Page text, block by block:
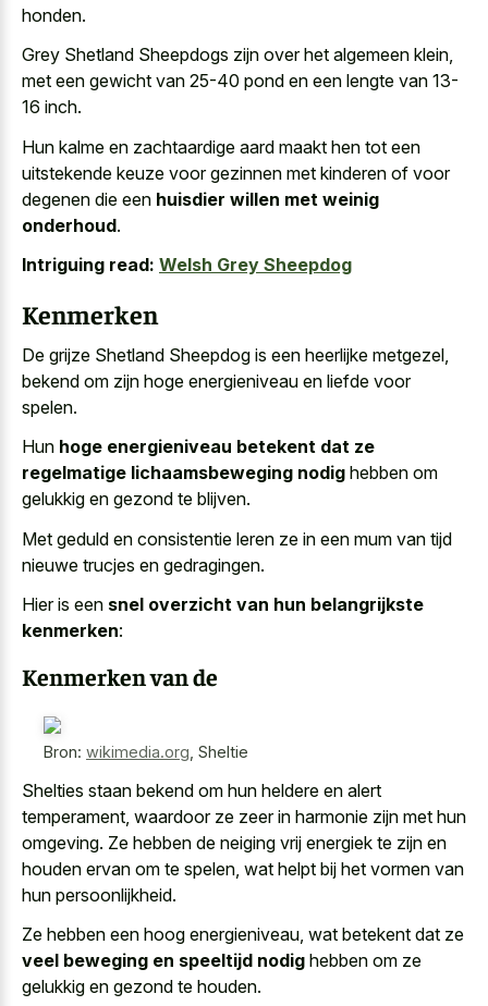
honden.
Grey Shetland Sheepdogs zijn over het algemeen klein,
met een gewicht van 25-40 pond en een lengte van 13-
16 inch.
Hun kalme en zachtaardige aard maakt hen tot een
uitstekende keuze voor gezinnen met kinderen of voor
degenen die een huisdier willen met weinig
onderhoud.
Intriguing read: Welsh Grey Sheepdog
Kenmerken
De grijze Shetland Sheepdog is een heerlijke metgezel,
bekend om zijn hoge energieniveau en liefde voor
spelen.
Hun hoge energieniveau betekent dat ze
regelmatige lichaamsbeweging nodig hebben om
gelukkig en gezond te blijven.
Met geduld en consistentie leren ze in een mum van tijd
nieuwe trucjes en gedragingen.
Hier is een snel overzicht van hun belangrijkste
kenmerken:
Kenmerken van de
Bron: wikimedia.org Sheltie
Shelties staan bekend om hun heldere en alert
temperament, waardoor ze zeer in harmonie zijn met hun
omgeving. Ze hebben de neiging vrij energiek te zijn en
houden ervan om te spelen, wat helpt bij het vormen van
hun persoonlijkheid.
Ze hebben een hoog energieniveau, wat betekent dat ze
veel beweging en speeltijd nodig hebben om ze
gelukkig en gezond te houden.